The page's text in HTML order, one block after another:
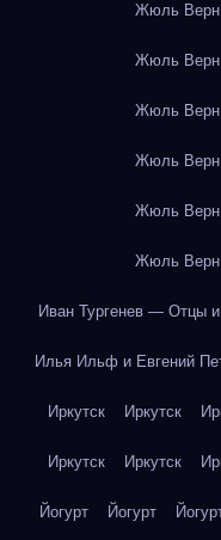
Жюль Верн
Жюль Верн
Жюль Верн
Жюль Верн
Жюль Верн
Жюль Верн
Иван Тургенев — Отцы
Илья Ильф и Евгений
Иркутск Иркутск
Иркутск Иркутск
Йогурт Йогурт